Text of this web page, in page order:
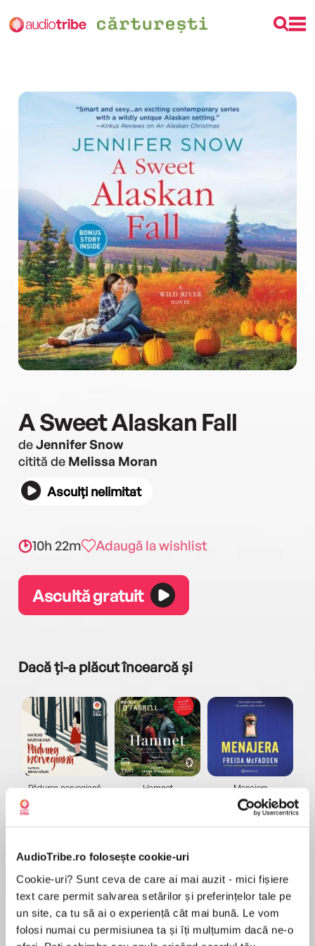
AudioTribe.ro folosește cookie-uri
Cookie-uri? Sunt ceva de care ai mai auzit - mici fișiere
text care permit salvarea setărilor și preferințelor tale pe
un site, ca tu să ai o experiență cât mai bună. Le vom
folosi numai cu permisiunea ta și îți mulțumim dacă ne-o
A Sweet Alaskan Fall
deJennifer Snow
citită de Melissa Moran
Asculți nelimitat
10h 22m Adaugă la wishlist
Ascultă gratuit
Dacă ți-a plăcut încearcă și
Pădurea norvegiană
Elita de Argint (Elita
de...
Dani Francis
Hamnet
Diavolul se îmbracă de
la...
Lauren Weisberger
Menajera
Freida McFadden
Migdală
Sohn Won-pyung